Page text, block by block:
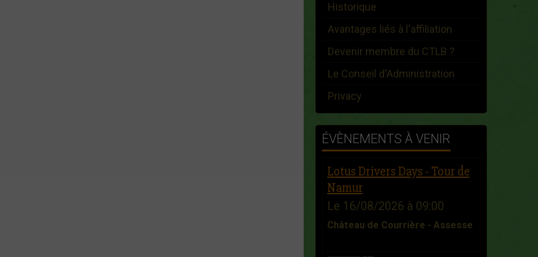
Historique
Avantages liés à l'affiliation
Devenir membre du CTLB ?
Le Conseil d'Administration
Privacy
ÉVÈNEMENTS À VENIR
Lotus Drivers Days - Tour de
Namur
Le 16/08/2026 à 09:00
Château de Courrière - Assesse